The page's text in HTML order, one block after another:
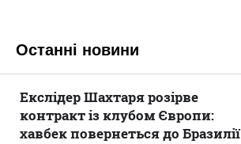
Останні новини
Екслідер Шахтаря розірве
контракт із клубом Європи:
хавбек повернеться до Бразилії